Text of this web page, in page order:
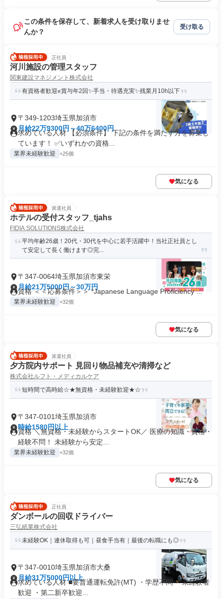
この条件を保存して、新着求人を受け取りませ
んか？
受け取る
正社員
河川施設の管理スタッフ
関東建設マネジメント株式会社
有資格者歓迎✊賞与年2回✨手当・待遇充実✨残業月10h以下
〒349-1203埼玉県加須市
月給22万9300円～40万6400円
求めている人材 【必須条件】 下記の条件を満たす方を募集し
ています！ ✅いずれかの資格...
業界未経験歓迎 +25個
気になる
派遣社員
ホテルの受付スタッフ_tjahs
FIDIA SOLUTIONS株式会社
平均年齢26歳！20代・30代を中心に若手活躍中！当社正社員とし
て安定して長く働けます◎完...
〒347-0064埼玉県加須市東栄
月給21万5000円～30万円
資格 ＜＜応募条件＞＞ *Japanese Language Proficiency ...
業界未経験歓迎 +32個
気になる
派遣社員
夕方院内サポート 見回り物品補充や清掃など
株式会社ルフト・メディカルケア
短時間で高時給☆★無資格・未経験歓迎★☆
〒347-0101埼玉県加須市
時給1580円以上
資格 ＼無資格・未経験からスタートOK／ 医療の知識・資格・
経験不問！ 未経験から安定...
業界未経験歓迎 +32個
気になる
正社員
ダンボールの回収ドライバー
三弘紙業株式会社
未経験OK｜連休取得も可｜昼食手当有｜最後の転職にも◎
〒347-0010埼玉県加須市大桑
月給31万5000円以上
求めている人材 ■要普通運転免許(MT) ・学歴不問 ・未経験者
歓迎 ・第二新卒歓迎...